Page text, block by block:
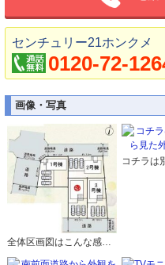
センチュリー21ホンクメ
0120-72-
画像・写真
全体区画図はこんな感じになっています。